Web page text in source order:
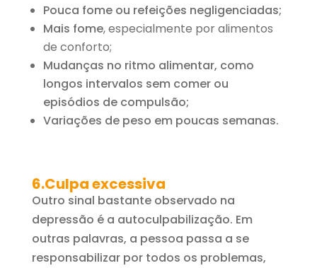
Pouca fome ou refeições negligenciadas;
Mais fome, especialmente por alimentos
de conforto;
Mudanças no ritmo alimentar, como
longos intervalos sem comer ou
episódios de compulsão;
Variações de peso em poucas semanas.
6.Culpa excessiva
Outro sinal bastante observado na
depressão é a autoculpabilização. Em
outras palavras, a pessoa passa a se
responsabilizar por todos os problemas,